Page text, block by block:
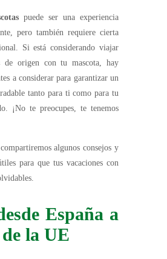
puede ser una experiencia
pero también requiere cierta
Si está considerando viajar
origen con tu mascota, hay
a considerar para garantizar un
tanto para ti como para tu
¡No te preocupes, te tenemos
algunos consejos y
para que tus vacaciones con
España a
la UE